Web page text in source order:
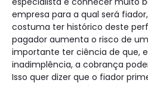
empresa para a qual será
costuma ter histórico deste
pagador aumenta o risco de
importante ter ciência de que,
inadimplência, a cobrança
Isso quer dizer que o fiador